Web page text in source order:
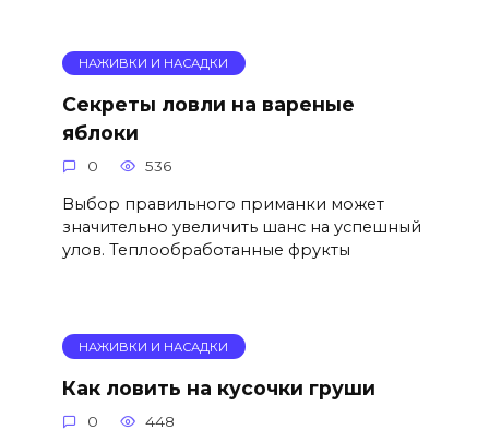
НАЖИВКИ И НАСАДКИ
Секреты ловли на вареные
яблоки
0 536
Выбор правильного приманки может
значительно увеличить шанс на успешный
улов. Теплообработанные фрукты
НАЖИВКИ И НАСАДКИ
Как ловить на кусочки груши
0 448